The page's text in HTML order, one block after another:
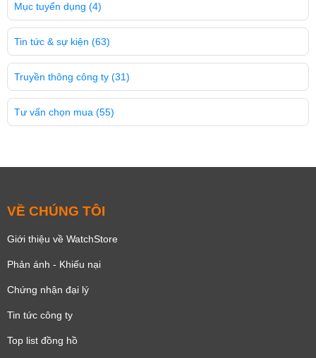
Mục tuyển dụng (4)
Tin tức & sự kiện (63)
Truyền thông công ty (31)
Tư vấn chọn mua (55)
VỀ CHÚNG TÔI
Giới thiệu về WatchStore
Phản ánh - Khiếu nại
Chứng nhận đại lý
Tin tức công ty
Top list đồng hồ